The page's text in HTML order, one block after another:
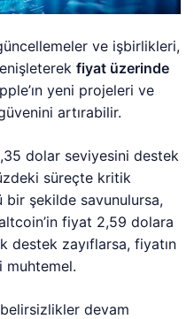
ve işbirlikleri,
fiyat üzerinde
yeni projeleri ve
artırabilir.
dolar seviyesini destek
süreçte kritik
şekilde savunulursa,
fiyat 2,59 dolara
destek zayıflarsa, fiyatın
muhtemel.
belirsizlikler devam